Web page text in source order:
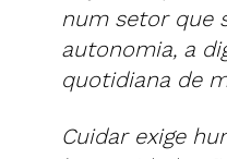
num setor que
autonomia, a
quotidiana de
Cuidar exige